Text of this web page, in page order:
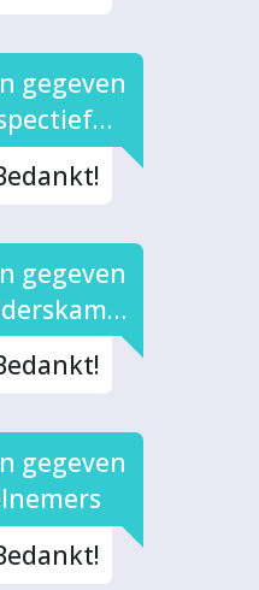
gegeven
gegeven
gegeven